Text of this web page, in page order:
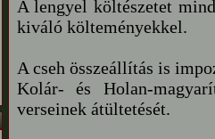
A lengyel költészetet
kiváló költeményekkel.
A cseh összeállítás is
Kolár- és Holan-
verseinek átültetését.